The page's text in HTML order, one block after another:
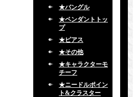
★バングル
★ペンダントトッ
プ
★ピアス
★その他
★キャラクターモ
チーフ
★ニードルポイン
ト&クラスター